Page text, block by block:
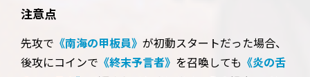
注意点
先攻で 《南海の甲板員》 が初動スタートだった場合、
後攻にコインで 《終末予言者》 を召喚しても 《炎の舌